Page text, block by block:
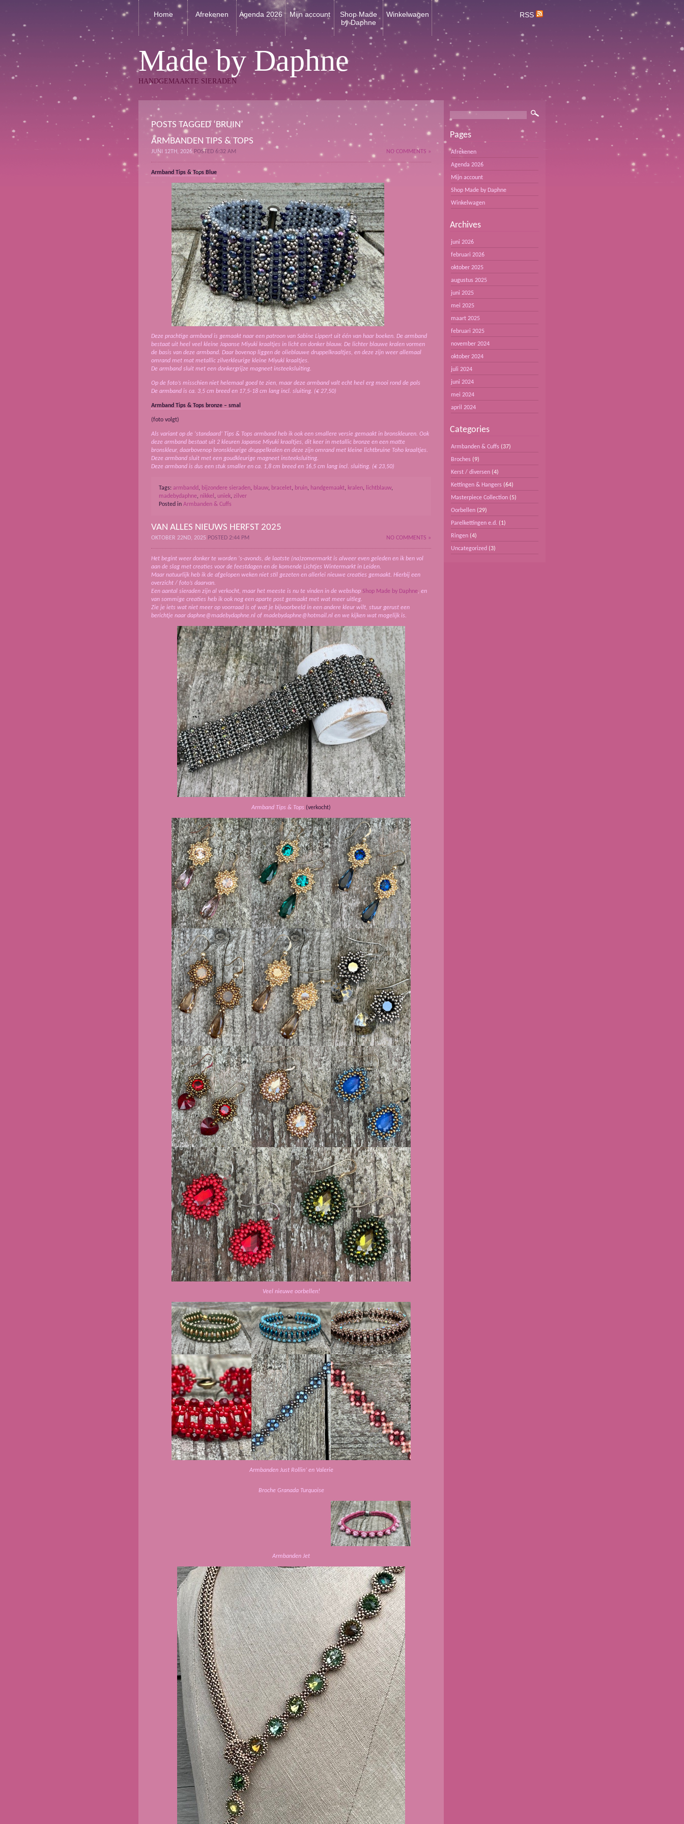
Home Afrekenen Agenda 2026 Mijn account
Shop Made
by Daphne
Winkelwagen RSS
Made by Daphne
HANDGEMAAKTE SIERADEN
POSTS TAGGED ‘BRUIN’
ARMBANDEN TIPS & TOPS
NO COMMENTS »
JUNI 12TH, 2026 POSTED 6:32 AM
Armband Tips & Tops Blue
Deze prachtige armband is gemaakt naar een patroon van Sabine Lippert uit één van haar boeken. De armband
bestaat uit heel veel kleine Japanse Miyuki kraaltjes in licht en donker blauw. De lichter blauwe kralen vormen
de basis van deze armband. Daar bovenop liggen de olieblauwe druppelkraaltjes, en deze zijn weer allemaal
omrand met mat metallic zilverkleurige kleine Miyuki kraaltjes.
De armband sluit met een donkergrijze magneet insteeksluiting.
Op de foto’s misschien niet helemaal goed te zien, maar deze armband valt echt heel erg mooi rond de pols
De armband is ca. 3,5 cm breed en 17,5-18 cm lang incl. sluiting. (€ 27,50)
Armband Tips & Tops bronze – smal
(foto volgt)
Als variant op de ‘standaard’ Tips & Tops armband heb ik ook een smallere versie gemaakt in bronskleuren. Ook
deze armband bestaat uit 2 kleuren Japanse Miyuki kraaltjes, dit keer in metallic bronze en een matte
bronskleur, daarbovenop bronskleurige druppelkralen en deze zijn omrand met kleine lichtbruine Toho kraaltjes.
Deze armband sluit met een goudkleurige magneet insteeksluiting.
Deze armband is dus een stuk smaller en ca. 1,8 cm breed en 16,5 cm lang incl. sluiting. (€ 23,50)
Tags: armbandd , bijzondere sieraden, blauw, bracelet, bruin, handgemaakt, kralen, lichtblauw,
madebydaphne, nikkel , uniek, zilver
Posted in Armbanden & Cuffs
VAN ALLES NIEUWS HERFST 2025
NO COMMENTS »
OKTOBER 22ND, 2025 POSTED 2:44 PM
Het begint weer donker te worden ‘s-avonds, de laatste (na)zomermarkt is alweer even geleden en ik ben vol
aan de slag met creaties voor de feestdagen en de komende Lichtjes Wintermarkt in Leiden.
Maar natuurlijk heb ik de afgelopen weken niet stil gezeten en allerlei nieuwe creaties gemaakt. Hierbij een
overzicht / foto’s daarvan.
Een aantal sieraden zijn al verkocht, maar het meeste is nu te vinden in de webshop Shop Made by Daphne, en
van sommige creaties heb ik ook nog een aparte post gemaakt met wat meer uitleg.
Zie je iets wat niet meer op voorraad is of wat je bijvoorbeeld in een andere kleur wilt, stuur gerust een
berichtje naar daphne@madebydaphne.nl of madebydaphne@hotmail.nl en we kijken wat mogelijk is.
Armband Tips & Tops (verkocht)
Veel nieuwe oorbellen!
Armbanden Just Rollin’ en Valerie
Broche Granada Turquoise
Armbanden Jet
Pages
Afrekenen
Agenda 2026
Mijn account
Shop Made by Daphne
Winkelwagen
Archives
juni 2026
februari 2026
oktober 2025
augustus 2025
juni 2025
mei 2025
maart 2025
februari 2025
november 2024
oktober 2024
juli 2024
juni 2024
mei 2024
april 2024
Categories
Armbanden & Cuffs (37)
Broches (9)
Kerst / diversen (4)
Kettingen & Hangers (64)
Masterpiece Collection (5)
Oorbellen (29)
Parelkettingen e.d. (1)
Ringen (4)
Uncategorized (3)